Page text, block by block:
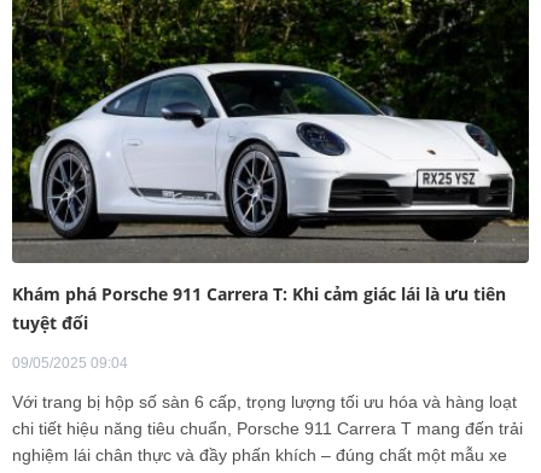
Khám phá Porsche 911 Carrera T: Khi cảm giác lái là ưu tiên
tuyệt đối
09/05/2025 09:04
Với trang bị hộp số sàn 6 cấp, trọng lượng tối ưu hóa và hàng loạt
chi tiết hiệu năng tiêu chuẩn, Porsche 911 Carrera T mang đến trải
nghiệm lái chân thực và đầy phấn khích – đúng chất một mẫu xe